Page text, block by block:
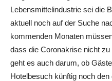
Lebensmittelindustrie sei die
aktuell noch auf der Suche
kommenden Monaten
dass die Coronakrise nicht
geht es auch darum, ob
Hotelbesuch künftig noch